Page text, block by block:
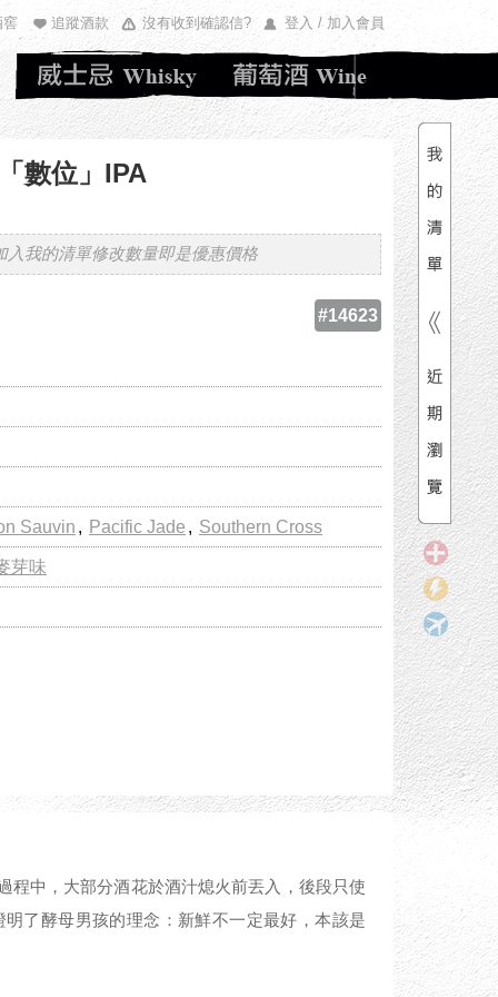
登入 / 加入會員
沒有收到確認信?
追蹤酒款
清單
總
數位」IPA
我的清單修改數量即是優惠價格
#14623
Sauvin , Pacific Jade , Southern Cross
芽味
程中，大部分酒花於酒汁熄火前丟入，後段只使
了酵母男孩的理念：新鮮不一定最好，本該是